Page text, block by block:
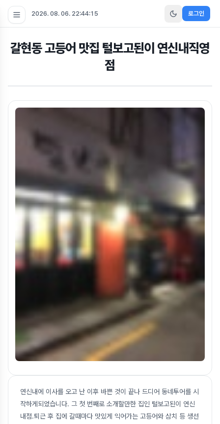
2026. 08. 06. 22:44:15 로그인
갈현동 고등어 맛집 털보고된이 연신내직영
점
연신내에 이사를 오고 난 이후 바쁜 것이 끝나 드디어 동네투어를 시
작하게되었습니다. 그 첫 번째로 소개할만한 집인 털보고된이 연신
내점.퇴근 후 집에 갈때마다 맛있게 익어가는 고등어와 삼치 등 생선